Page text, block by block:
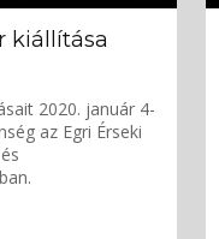
kiállítása
2020. január 4-
az Egri Érseki